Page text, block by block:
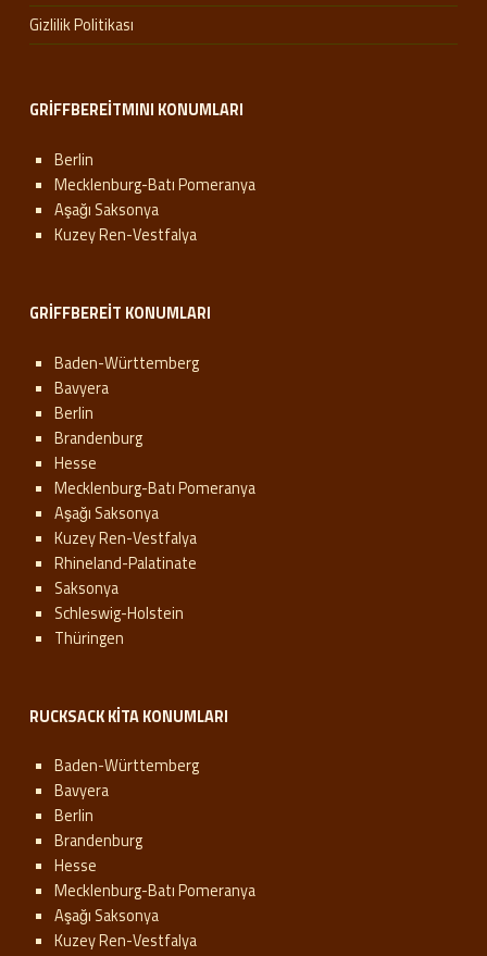
Gizlilik Politikası
GRIFFBEREITMINI KONUMLARI
Berlin
Mecklenburg-Batı Pomeranya
Aşağı Saksonya
Kuzey Ren-Vestfalya
GRIFFBEREIT KONUMLARI
Baden-Württemberg
Bavyera
Berlin
Brandenburg
Hesse
Mecklenburg-Batı Pomeranya
Aşağı Saksonya
Kuzey Ren-Vestfalya
Rhineland-Palatinate
Saksonya
Schleswig-Holstein
Thüringen
RUCKSACK KITA KONUMLARI
Baden-Württemberg
Bavyera
Berlin
Brandenburg
Hesse
Mecklenburg-Batı Pomeranya
Aşağı Saksonya
Kuzey Ren-Vestfalya